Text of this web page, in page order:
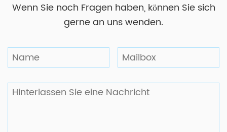
Wenn Sie noch Fragen haben, können Sie sich
gerne an uns wenden.